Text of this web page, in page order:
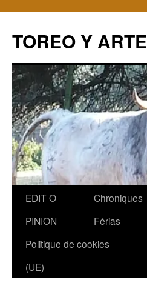
TOREO Y ARTE
Aller
contenu
EDIT O
PINION
Chroniques
Férias
Politique de cookies
(UE)